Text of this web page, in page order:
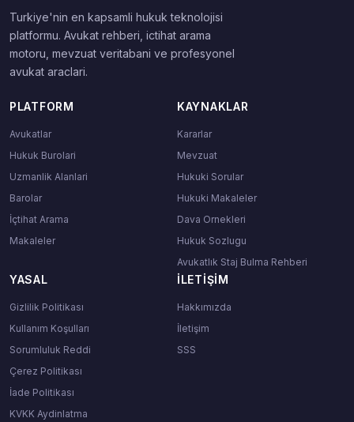
Turkiye'nin en kapsamli hukuk teknolojisi
platformu. Avukat rehberi, ictihat arama
motoru, mevzuat veritabani ve profesyonel
avukat araclari.
PLATFORM
Avukatlar
Hukuk Burolari
Uzmanlik Alanlari
Barolar
İçtihat Arama
Makaleler
KAYNAKLAR
Kararlar
Mevzuat
Hukuki Sorular
Hukuki Makaleler
Dava Ornekleri
Hukuk Sozlugu
Avukatlık Staj Bulma Rehberi
YASAL
Gizlilik Politikası
Kullanım Koşulları
Sorumluluk Reddi
Çerez Politikası
İade Politikası
KVKK Aydinlatma
İLETIŞIM
Hakkımızda
İletişim
SSS